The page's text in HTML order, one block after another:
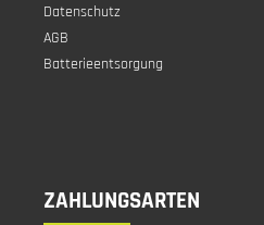
Datenschutz
AGB
Batterieentsorgung
ZAHLUNGSARTEN